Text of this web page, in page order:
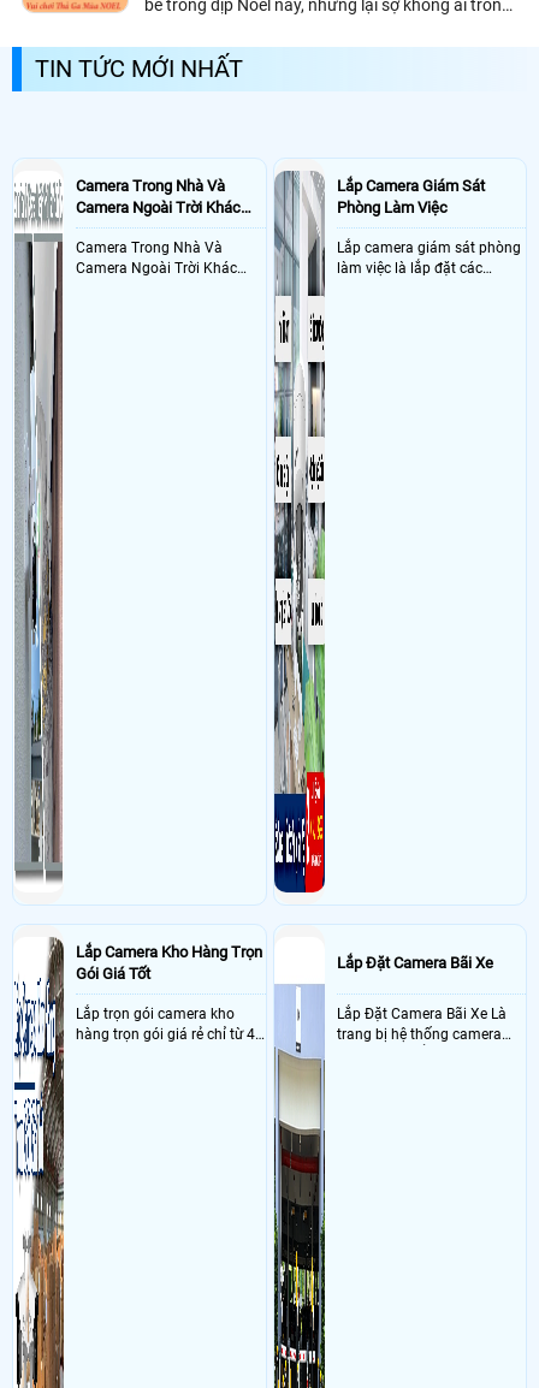
bè trong dịp Noel này, nhưng lại sợ không ai trông
lắp đặt camera tại An Thành Phát sẽ giúp bạn an
tâm đi chơi xa trong ngày Noel sắp tới
TIN TỨC MỚI NHẤT
Camera Trong Nhà Và
Camera Ngoài Trời Khác
Nhau Như Thế Nào
Camera Trong Nhà Và
Camera Ngoài Trời Khác
Lắp Camera Giám Sát
Phòng Làm Việc
Lắp camera giám sát phòng
làm việc là lắp đặt các
Lắp Camera Kho Hàng Trọn
Gói Giá Tốt
Lắp trọn gói camera kho
hàng trọn gói giá rẻ chỉ từ 4
Lắp Đặt Camera Bãi Xe
Lắp Đặt Camera Bãi Xe Là
trang bị hệ thống camera